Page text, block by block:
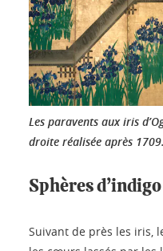
Les paravents aux iris
droite réalisée après 1709.
Sphères d’indigo
Suivant de près les iris,